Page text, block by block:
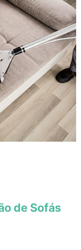
de Sofás